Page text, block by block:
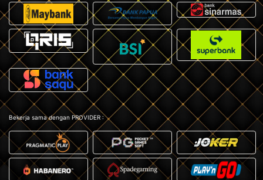
Bekerja sama dengan PROVIDER :